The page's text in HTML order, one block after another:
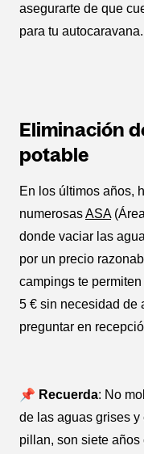
asegurarte de que
para tu autocaravana.
Eliminación
potable
En los últimos años,
numerosasASA
donde vaciar las
por un precio
campings te
5 € sin necesidad de
preguntar en
📌 Recuerda: No
de las aguas grises
pillan, son siete años